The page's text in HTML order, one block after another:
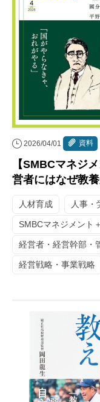
2026/04/01 資料
【SMBCマネジ
営者にはなぜ教
人材育成 人事・
SMBCマネジメント
経営者・経営幹部・
経営戦略・事業戦略